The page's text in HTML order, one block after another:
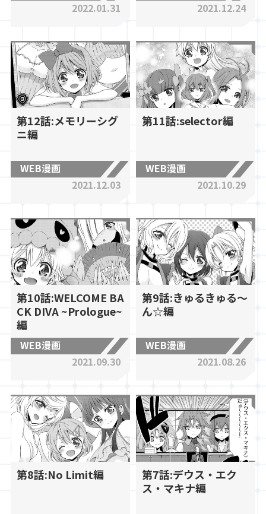
2022.01.31
2021.12.24
第12話:メモリーシグ
ニ編
WEB漫画
2021.12.03
第11話:selector編
WEB漫画
2021.10.29
第10話:WELCOME BA
CK DIVA ~Prologue~
編
WEB漫画
2021.09.30
第9話:きゅるきゅる～
ん☆編
WEB漫画
2021.08.26
第8話:No Limit編
第7話:デウス・エク
ス・マキナ編